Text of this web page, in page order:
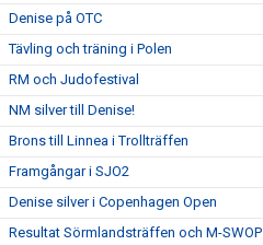
Denise på OTC
Tävling och träning i Polen
RM och Judofestival
NM silver till Denise!
Brons till Linnea i Trollträffen
Framgångar i SJO2
Denise silver i Copenhagen Open
Resultat Sörmlandsträffen och M-SWOP